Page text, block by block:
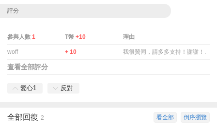
評分
參與人數 1 T幣+10 理由
woff + 10 我很贊同，請多多支持！謝謝！.
查看全部評分
愛心1 反對
倒序瀏覽
看全部
全部回復 2